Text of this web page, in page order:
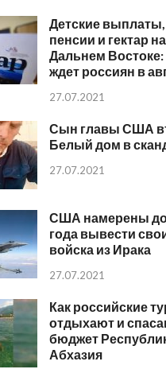
Детские выплаты,
пенсии и гектар на
Дальнем Востоке:
ждет россиян в
27.07.2021
Сын главы США
Белый дом в
27.07.2021
США намерены
года вывести
войска из Ирака
27.07.2021
Как российские
отдыхают и
бюджет
Абхазия